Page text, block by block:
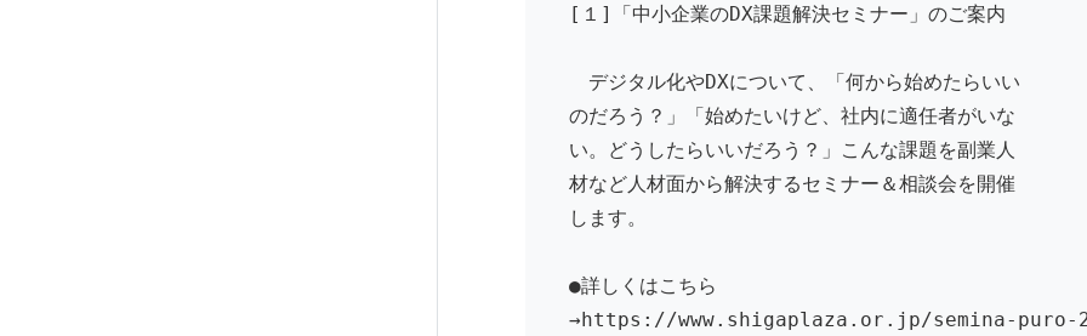
[１]「中小企業のDX課題解決セミナー」のご案内
デジタル化やDXについて、「何から始めたらいい
のだろう？」「始めたいけど、社内に適任者がいな
い。どうしたらいいだろう？」こんな課題を副業人
材など人材面から解決するセミナー＆相談会を開催
します。
●詳しくはこちら
→https://www.shigaplaza.or.jp/semina-puro-